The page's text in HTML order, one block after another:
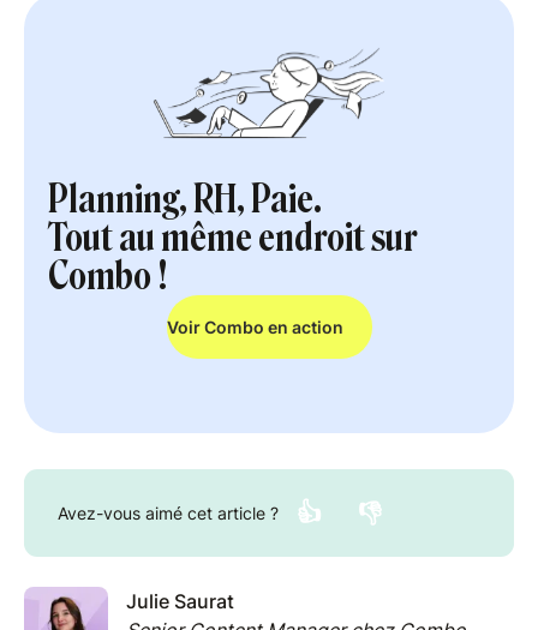
Planning, RH, Paie.
Tout au même endroit sur
Combo !
Voir Combo en action
Avez-vous aimé cet article ? 👍 👎
Julie Saurat